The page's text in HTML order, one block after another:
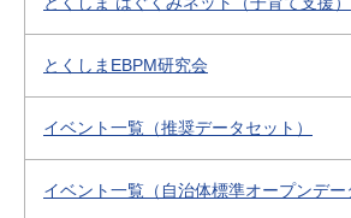
とくしまEBPM研究会
イベント一覧（推奨データセット）
イベント一覧（自治体標準オープンデー